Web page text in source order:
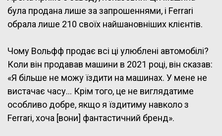
була продана лише за запрошеннями, і Ferrari
обрала лише 210 своїх найшановніших клієнтів.
Чому Вольфф продає всі ці улюблені автомобілі?
Коли він продавав машини в 2021 році, він сказав:
«Я більше не можу їздити на машинах. У мене не
вистачає часу… Крім того, це не виглядатиме
особливо добре, якщо я їздитиму навколо з
Ferrari, хоча [вони] фантастичний бренд».